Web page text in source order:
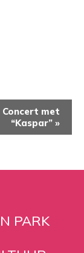
Concert met
“Kaspar” »
PARK